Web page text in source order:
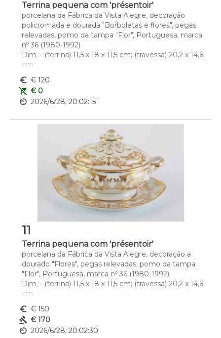
Terrina pequena com 'présentoir'
porcelana da Fábrica da Vista Alegre, decoração
policromada e dourada "Borboletas e flores", pegas
relevadas, pomo da tampa "Flor", Portuguesa, marca
nº 36 (1980-1992)
Dim. - (terrina) 11,5 x 18 x 11,5 cm; (travessa) 20,2 x 14,6
cm
euro_symbol € 120
remove_shopping_cart € 0
av_timer 2026/6/28, 20:02:15
11
Terrina pequena com 'présentoir'
porcelana da Fábrica da Vista Alegre, decoração a
dourado "Flores", pegas relevadas, pomo da tampa
"Flor", Portuguesa, marca nº 36 (1980-1992)
Dim. - (terrina) 11,5 x 18 x 11,5 cm; (travessa) 20,2 x 14,6
cm
euro_symbol € 150
gavel € 170
av_timer 2026/6/28, 20:02:30